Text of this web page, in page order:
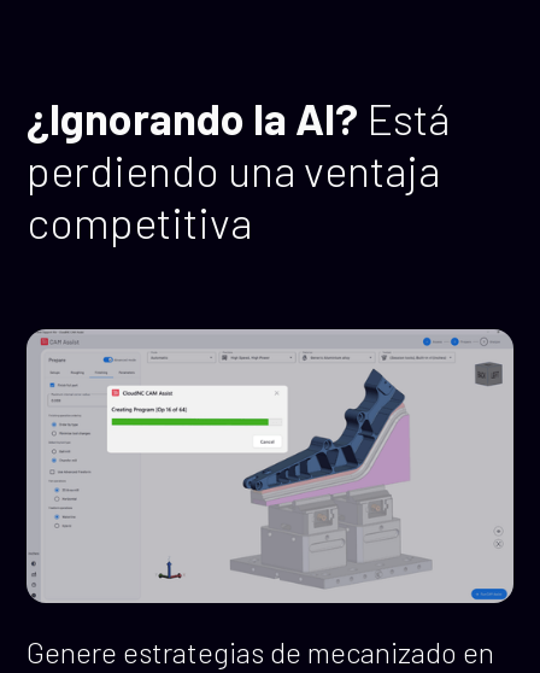
¿Ignorando la AI? Está
perdiendo una ventaja
competitiva
Genere estrategias de mecanizado en